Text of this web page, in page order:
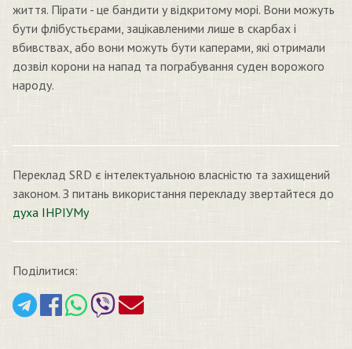
життя. Пірати - це бандити у відкритому морі. Вони можуть
бути флібустьєрами, зацікавленими лише в скарбах і
вбивствах, або вони можуть бути каперами, які отримали
дозвіл корони на напад та пограбування суден ворожого
народу.
Переклад SRD є інтелектуальною власністю та захищений
законом. З питань використання перекладу звертайтеся до
духа ІНРІУМу
Поділитися: